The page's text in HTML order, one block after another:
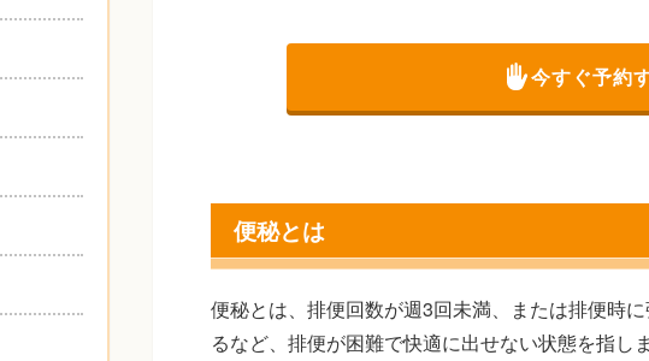
今すぐ予約
便秘とは
便秘とは、排便回数が週3回未満、または排便時
るなど、排便が困難で快適に出せない状態を指し